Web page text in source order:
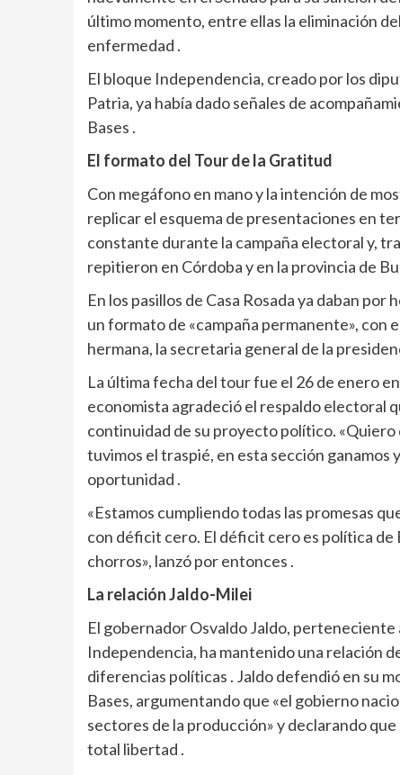
último momento, entre ellas la eliminación
enfermedad .
El bloque Independencia, creado por los
Patria, ya había dado señales de
Bases .
El formato del Tour de la Gratitud
Con megáfono en mano y la intención de
replicar el esquema de presentaciones en
constante durante la campaña electoral y,
repitieron en Córdoba y en la provincia de
En los pasillos de Casa Rosada ya daban
un formato de «campaña permanente», con
hermana, la secretaria general de la
La última fecha del tour fue el 26 de enero
economista agradeció el respaldo electoral
continuidad de su proyecto político.
tuvimos el traspié, en esta sección ganamos
oportunidad .
«Estamos cumpliendo todas las promesas
con déficit cero. El déficit cero es política de
chorros», lanzó por entonces .
La relación Jaldo-Milei
El gobernador Osvaldo Jaldo,
Independencia, ha mantenido una relación
diferencias políticas . Jaldo defendió en su
Bases, argumentando que «el gobierno
sectores de la producción» y declarando
total libertad .